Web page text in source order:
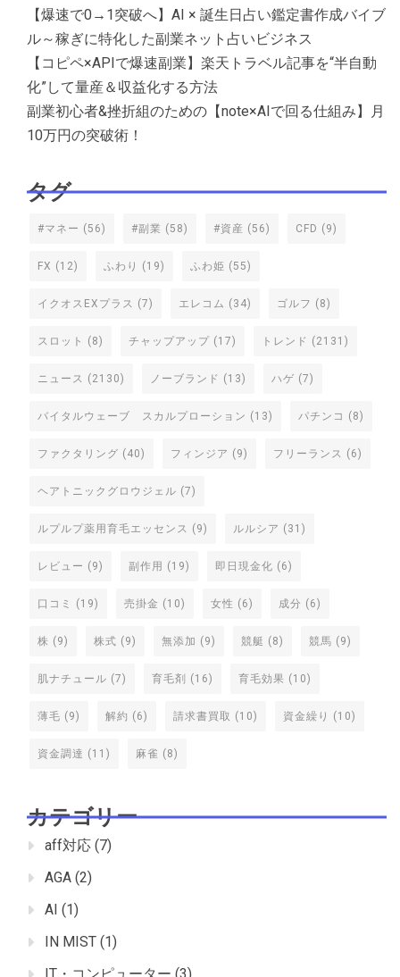
【爆速で0→1突破へ】AI × 誕生日占い鑑定書作成バイブ
ル～稼ぎに特化した副業ネット占いビジネス
【コピペ×APIで爆速副業】楽天トラベル記事を“半自動
化”して量産＆収益化する方法
副業初心者&挫折組のための【note×AIで回る仕組み】月
10万円の突破術！
タグ
#マネー (56) #副業 (58) #資産 (56) CFD (9)
FX (12) ふわり (19) ふわ姫 (55)
イクオスEXプラス (7) エレコム (34) ゴルフ (8)
スロット (8) チャップアップ (17) トレンド (2131)
ニュース (2130) ノーブランド (13) ハゲ (7)
バイタルウェーブ スカルプローション (13) パチンコ (8)
ファクタリング (40) フィンジア (9) フリーランス (6)
ヘアトニックグロウジェル (7)
ルプルプ薬用育毛エッセンス (9) ルルシア (31)
レビュー (9) 副作用 (19) 即日現金化 (6)
口コミ (19) 売掛金 (10) 女性 (6) 成分 (6)
株 (9) 株式 (9) 無添加 (9) 競艇 (8) 競馬 (9)
肌ナチュール (7) 育毛剤 (16) 育毛効果 (10)
薄毛 (9) 解約 (6) 請求書買取 (10) 資金繰り (10)
資金調達 (11) 麻雀 (8)
カテゴリー
aff対応 (7)
AGA (2)
AI (1)
IN MIST (1)